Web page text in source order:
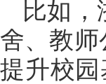
比如
舍、教
提升校